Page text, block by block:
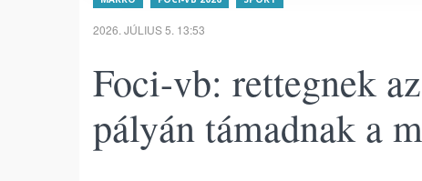
2026. JÚLIUS 5. 13:53
Foci-vb: rettegnek
pályán támadnak a